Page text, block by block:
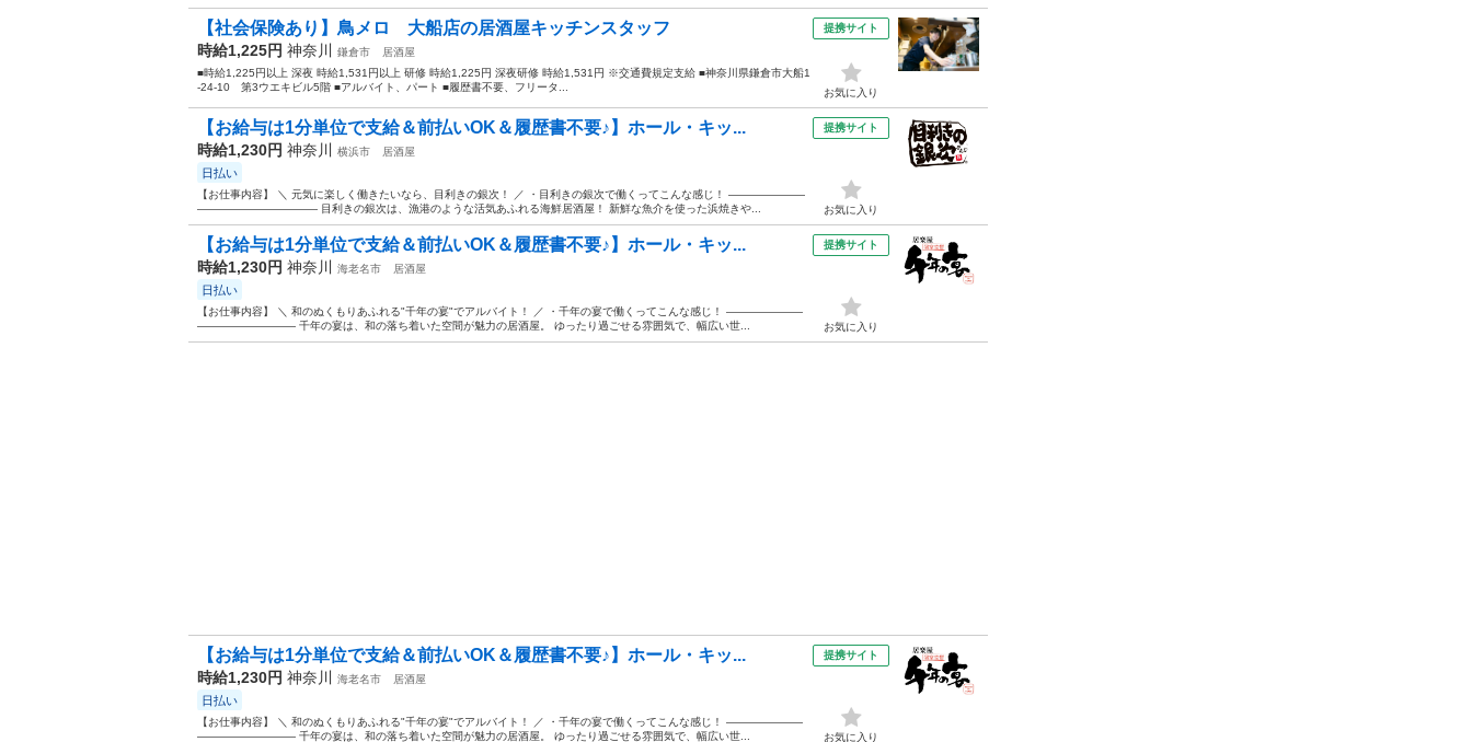
【社会保険あり】鳥メロ 大船店の居酒屋キッチンスタッフ
時給1,225円 神奈川 鎌倉市
居酒屋
■時給1,225円以上 深夜 時給1,531円以上 研修 時給1,225円 深夜研修 時給1,531円 ※交通費規定支給 ■神奈川県鎌倉市大船1
-24-10 第3ウエキビル5階 ■アルバイト、パート ■履歴書不要、フリータ...
提携サイト
お気に入り
【お給与は1分単位で支給＆前払いOK＆履歴書不要♪】ホール・キッ...
時給1,230円 神奈川 横浜市 居酒屋
日払い
【お仕事内容】 ＼ 元気に楽しく働きたいなら、目利きの銀次！ ／ ・目利きの銀次で働くってこんな感じ！ ―――――――
――――――――――― 目利きの銀次は、漁港のような活気あふれる海鮮居酒屋！ 新鮮な魚介を使った浜焼きや...
提携サイト
お気に入り
【お給与は1分単位で支給＆前払いOK＆履歴書不要♪】ホール・キッ...
時給1,230円 神奈川 海老名市 居酒屋
日払い
【お仕事内容】 ＼ 和のぬくもりあふれる"千年の宴"でアルバイト！ ／ ・千年の宴で働くってこんな感じ！ ―――――――
――――――――― 千年の宴は、和の落ち着いた空間が魅力の居酒屋。 ゆったり過ごせる雰囲気で、幅広い世...
提携サイト
お気に入り
【お給与は1分単位で支給＆前払いOK＆履歴書不要♪】ホール・キッ...
時給1,230円 神奈川 海老名市 居酒屋
日払い
【お仕事内容】 ＼ 和のぬくもりあふれる"千年の宴"でアルバイト！ ／ ・千年の宴で働くってこんな感じ！ ―――――――
――――――――― 千年の宴は、和の落ち着いた空間が魅力の居酒屋。 ゆったり過ごせる雰囲気で、幅広い世...
提携サイト
お気に入り